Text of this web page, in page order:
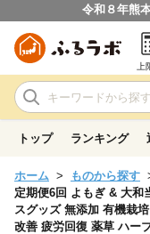
令和８年熊
上
トップ ランキング
ホーム ものから探す
定期便6回 よもぎ & 大和
スグッズ 無添加 有機栽
改善 疲労回復 薬草 ハー